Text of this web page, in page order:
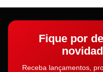
Fique por
Receba lançamentos,